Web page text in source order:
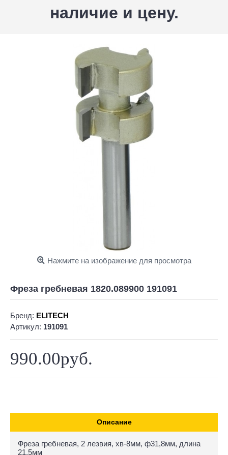
наличие и цену.
Нажмите на изображение для просмотра
Фреза гребневая 1820.089900 191091
Бренд: ELITECH
Артикул: 191091
990.00руб.
Описание
Фреза гребневая, 2 лезвия, хв-8мм, ф31,8мм, длина
21,5мм